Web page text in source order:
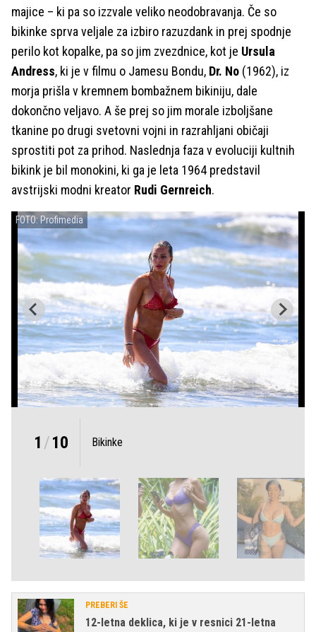
majice – ki pa so izzvale veliko neodobravanja. Če so
bikinke sprva veljale za izbiro razuzdank in prej spodnje
perilo kot kopalke, pa so jim zvezdnice, kot je Ursula
Andress, ki je v filmu o Jamesu Bondu, Dr. No (1962), iz
morja prišla v kremnem bombažnem bikiniju, dale
dokončno veljavo. A še prej so jim morale izboljšane
tkanine po drugi svetovni vojni in razrahljani običaji
sprostiti pot za prihod. Naslednja faza v evoluciji kultnih
bikink je bil monokini, ki ga je leta 1964 predstavil
avstrijski modni kreator Rudi Gernreich.
FOTO: Profimedia
1 /10 Bikinke
PREBERI ŠE
12-letna deklica, ki je v resnici 21-letna